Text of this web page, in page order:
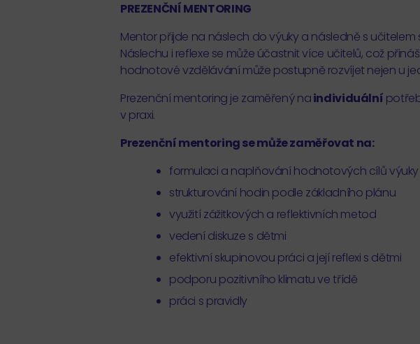
PREZENČNÍ MENTORING
Mentor přijde na náslech do výuky a následně s učitelem
Náslechu i reflexe se může účastnit více učitelů, což
hodnotové vzdělávání může postupně rozvíjet nejen u
Prezenční mentoring je zaměřený naindividuální
v praxi.
Prezenční mentoring se může zaměřovat na:
formulaci a naplňování hodnotových cílů výuky
strukturování hodin podle základního plánu
využití zážitkových a reflektivních metod
vedení diskuze s dětmi
efektivní skupinovou práci a její reflexi s dětmi
podporu pozitivního klimatu ve třídě
práci s pravidly